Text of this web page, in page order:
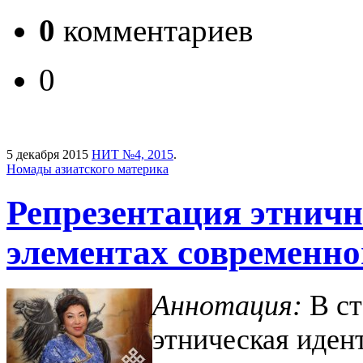
0 комментариев
0
5 декабря 2015 НИТ №4, 2015.
Номады азиатского материка
Репрезентация
элементах
Аннотация: В
этническая